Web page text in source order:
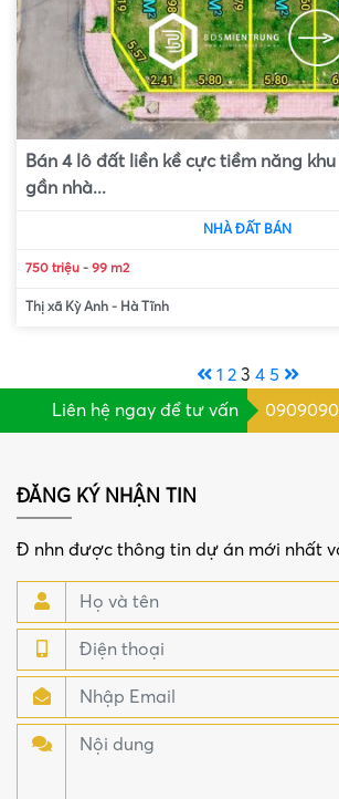
Bán 4 lô đất liền kề cực tiềm năng
gần nhà...
NHÀ ĐẤT BÁN
750 triệu - 99 m2
Thị xã Kỳ Anh - Hà Tĩnh
1 2 3 4 5
Liên hệ ngay để tư vấn
ĐĂNG KÝ NHẬN TIN
Đ nhn được thông tin dự án mới nhất